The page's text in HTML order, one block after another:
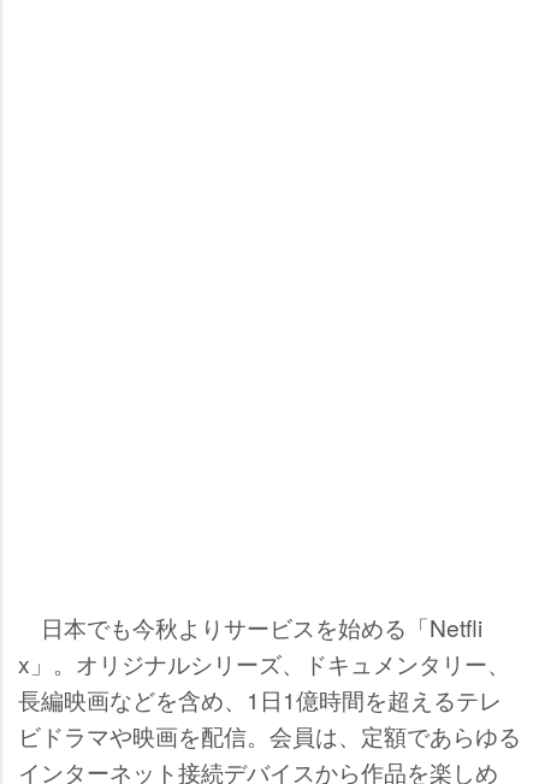
日本でも今秋よりサービスを始める「Netfli
x」。オリジナルシリーズ、ドキュメンタリー、
長編映画などを含め、1日1億時間を超えるテレ
ビドラマや映画を配信。会員は、定額であらゆる
インターネット接続デバイスから作品を楽しめ